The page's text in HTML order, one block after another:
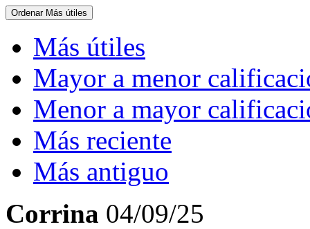
Ordenar Más útiles
Más útiles
Mayor a menor
Menor a mayor
Más reciente
Más antiguo
Corrina 04/09/25